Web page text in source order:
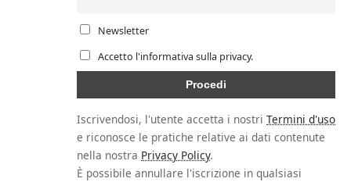
Newsletter
Accetto l'informativa sulla privacy.
Iscrivendosi, l'utente accetta i nostri Termini d'uso
e riconosce le pratiche relative ai dati contenute
nella nostra Privacy Policy.
È possibile annullare l'iscrizione in qualsiasi